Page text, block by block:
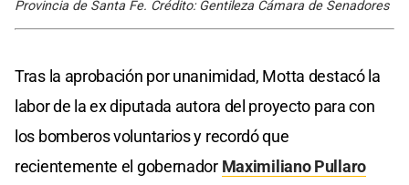
Provincia de Santa Fe. Crédito: Gentileza Cámara de Senadores
Tras la aprobación por unanimidad, Motta destacó la
labor de la ex diputada autora del proyecto para con
los bomberos voluntarios y recordó que
recientemente el gobernador Maximiliano Pullaro